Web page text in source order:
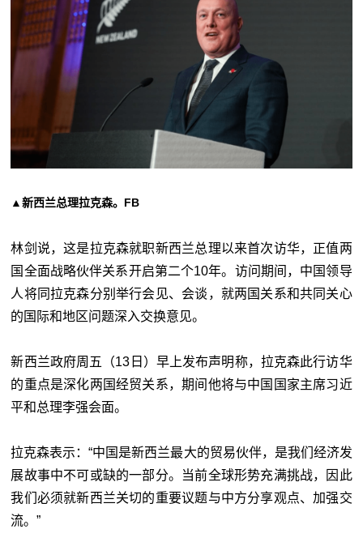
▲新西兰总理拉克森。FB
林剑说，这是拉克森就职新西兰总理以来首次访华，正值两
国全面战略伙伴关系开启第二个10年。访问期间，中国领导
人将同拉克森分别举行会见、会谈，就两国关系和共同关心
的国际和地区问题深入交换意见。
新西兰政府周五（13日）早上发布声明称，拉克森此行访华
的重点是深化两国经贸关系，期间他将与中国国家主席习近
平和总理李强会面。
拉克森表示：“中国是新西兰最大的贸易伙伴，是我们经济发
展故事中不可或缺的一部分。当前全球形势充满挑战，因此
我们必须就新西兰关切的重要议题与中方分享观点、加强交
流。”